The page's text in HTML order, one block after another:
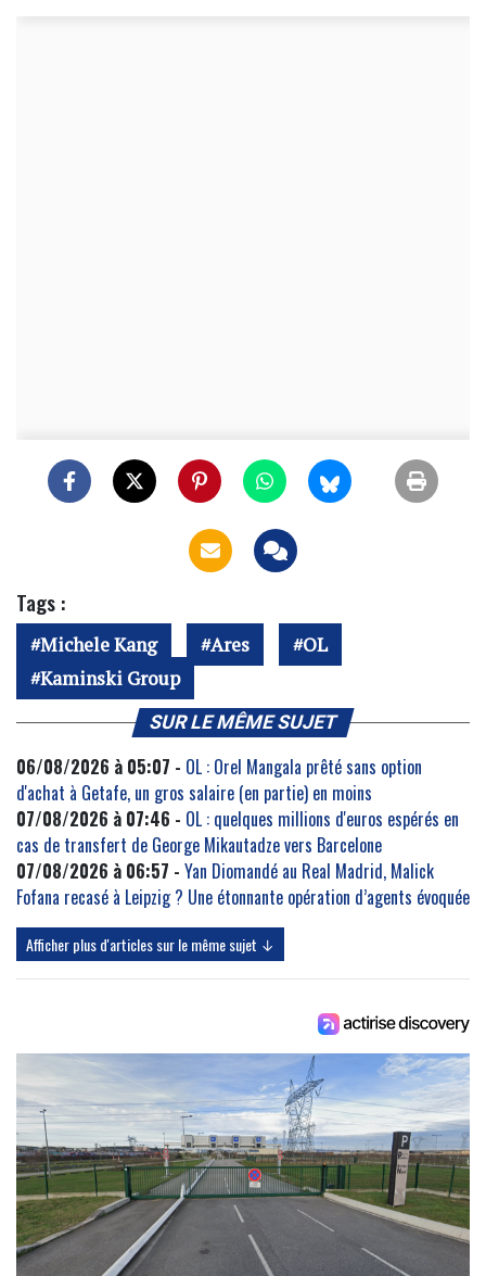
Tags :
Michele Kang Ares
OL
Kaminski Group
SUR LE MÊME SUJET
06/08/2026 à 05:07 - OL : Orel Mangala prêté sans option
d'achat à Getafe, un gros salaire (en partie) en moins
07/08/2026 à 07:46 - OL : quelques millions d'euros espérés en
cas de transfert de George Mikautadze vers Barcelone
07/08/2026 à 06:57 - Yan Diomandé au Real Madrid, Malick
Fofana recasé à Leipzig ? Une étonnante opération d’agents évoquée
Afficher plus d'articles sur le même sujet ↓